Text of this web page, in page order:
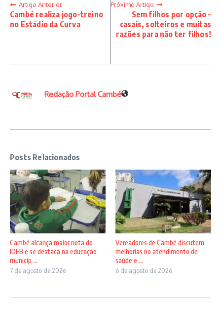
Artigo Anterior
Cambé realiza jogo-treino
no Estádio da Curva
Próximo Artigo
Sem filhos por opção –
casais, solteiros e muitas
razões para não ter filhos!
Redação Portal Cambé
Posts Relacionados
Cambé alcança maior nota do
IDEB e se destaca na educação
municip ...
7 de agosto de 2026
Vereadores de Cambé discutem
melhorias no atendimento de
saúde e ...
6 de agosto de 2026